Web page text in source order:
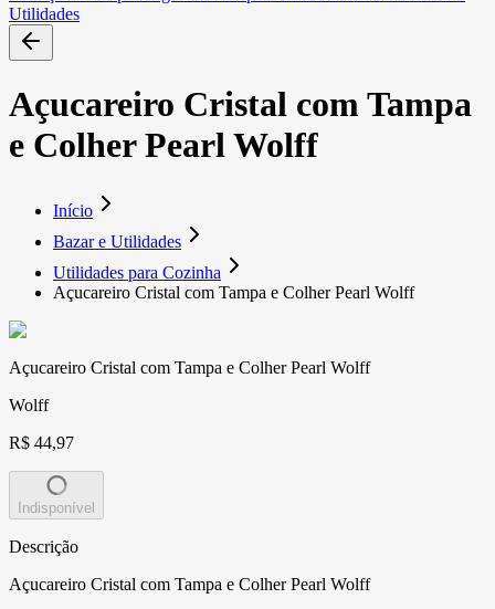
Utilidades
Açucareiro Cristal com Tampa
e Colher Pearl Wolff
Início
Bazar e Utilidades
Utilidades para Cozinha
Açucareiro Cristal com Tampa e Colher Pearl Wolff
Açucareiro Cristal com Tampa e Colher Pearl Wolff
Wolff
R$ 44,97
Indisponível
Descrição
Açucareiro Cristal com Tampa e Colher Pearl Wolff